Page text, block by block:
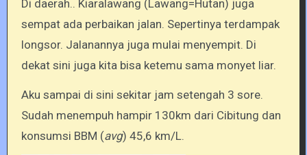
Di daerah.. Kiaralawang (Lawang=Hutan) juga
sempat ada perbaikan jalan. Sepertinya terdampak
longsor. Jalanannya juga mulai menyempit. Di
dekat sini juga kita bisa ketemu sama monyet liar.
Aku sampai di sini sekitar jam setengah 3 sore.
Sudah menempuh hampir 130km dari Cibitung dan
konsumsi BBM (avg) 45,6 km/L.